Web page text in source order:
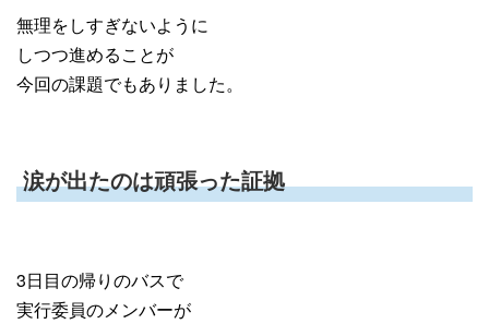
無理をしすぎないように
しつつ進めることが
今回の課題でもありました。
涙が出たのは頑張った証拠
3日目の帰りのバスで
実行委員のメンバーが